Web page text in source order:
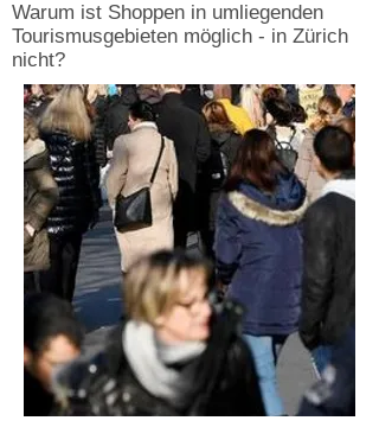
Warum ist Shoppen in umliegenden
Tourismusgebieten möglich - in Zürich
nicht?